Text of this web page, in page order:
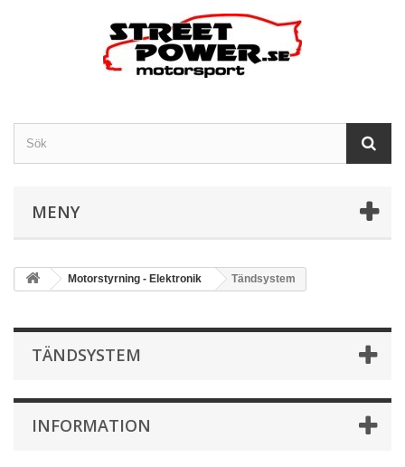
MENY
Motorstyrning - Elektronik Tändsystem
TÄNDSYSTEM
INFORMATION